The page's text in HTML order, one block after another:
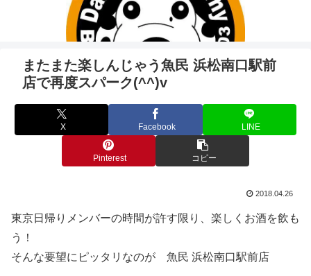
またまた楽しんじゃう魚民 浜松南口駅前
店で再度スパーク(^^)v
X Facebook LINE
Pinterest コピー
2018.04.26
東京日帰りメンバーの時間が許す限り、楽しくお酒を飲も
う！
そんな要望にピッタリなのが 魚民 浜松南口駅前店